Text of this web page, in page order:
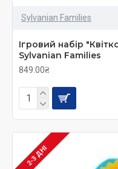
Sylvanian Families
Ігровий набір
Sylvanian Families
849.00₴
2-3 ДНІ